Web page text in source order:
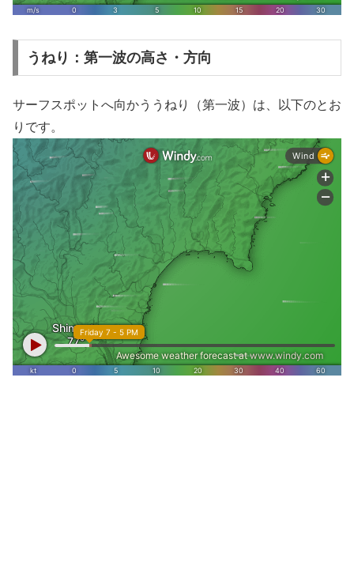
うねり：第一波の高さ・方向
サーフスポットへ向かううねり（第一波）は、以下のとお
りです。